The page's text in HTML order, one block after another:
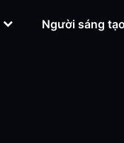
Người sáng tạo